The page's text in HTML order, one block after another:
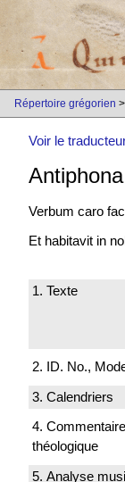
Répertoire grégorien
Voir le
Antiphona
Verbum caro
Et habitavit in
1. Texte
2. ID. No.,
3. Calendriers
4. Commentaire
théologique
5. Analyse